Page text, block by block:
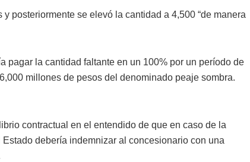
posteriormente se elevó la cantidad a 4,500 “de manera
pagar la cantidad faltante en un 100% por un período de
millones de pesos del denominado peaje sombra.
contractual en el entendido de que en caso de la
debería indemnizar al concesionario con una